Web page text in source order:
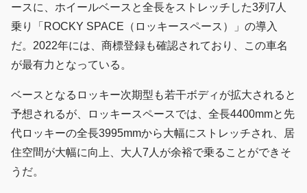
ースに、ホイールベースと全長をストレッチした3列7人
乗り「ROCKY SPACE（ロッキースペース）」の導入
だ。2022年には、商標登録も確認されており、この車名
が最有力となっている。
ベースとなるロッキー次期型も若干ボディが拡大されると
予想されるが、ロッキースペースでは、全長4400mmと先
代ロッキーの全長3995mmから大幅にストレッチされ、居
住空間が大幅に向上、大人7人が余裕で乗ることができそ
うだ。